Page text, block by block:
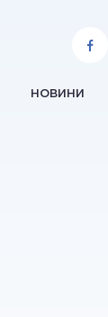
НОВИНИ